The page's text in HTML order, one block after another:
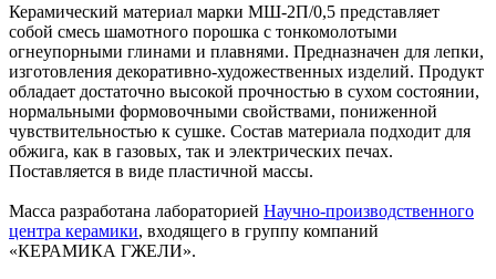
Керамический материал марки МШ-2П/0,5 представляет
собой смесь шамотного порошка с тонкомолотыми
огнеупорными глинами и плавнями. Предназначен для лепки,
изготовления декоративно-художественных изделий. Продукт
обладает достаточно высокой прочностью в сухом состоянии,
нормальными формовочными свойствами, пониженной
чувствительностью к сушке. Состав материала подходит для
обжига, как в газовых, так и электрических печах.
Поставляется в виде пластичной массы.
Масса разработана лабораторией Научно-производственного
центра керамики, входящего в группу компаний
«КЕРАМИКА ГЖЕЛИ».